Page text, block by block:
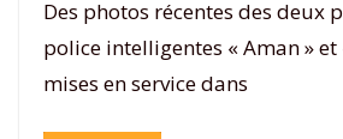
Des photos récentes des deux
police intelligentes « Aman » et
mises en service dans